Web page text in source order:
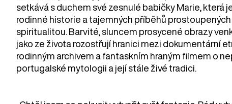
setkává s duchem své zesnulé babičky Marie, která
rodinné historie a tajemných příběhů prostoupených
spiritualitou. Barvité, sluncem prosycené obrazy
jako ze života rozostřují hranici mezi dokumentární
rodinným archivem a fantaskním hraným filmem o
portugalské mytologii a její stále živé tradici.